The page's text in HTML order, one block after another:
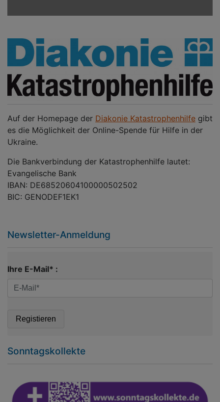
Auf der Homepage der Diakonie Katastrophenhilfe gibt
es die Möglichkeit der Online-Spende für Hilfe in der
Ukraine.
Die Bankverbindung der Katastrophenhilfe lautet:
Evangelische Bank
IBAN: DE68520604100000502502
BIC: GENODEF1EK1
Newsletter-Anmeldung
Ihre E-Mail* :
Sonntagskollekte